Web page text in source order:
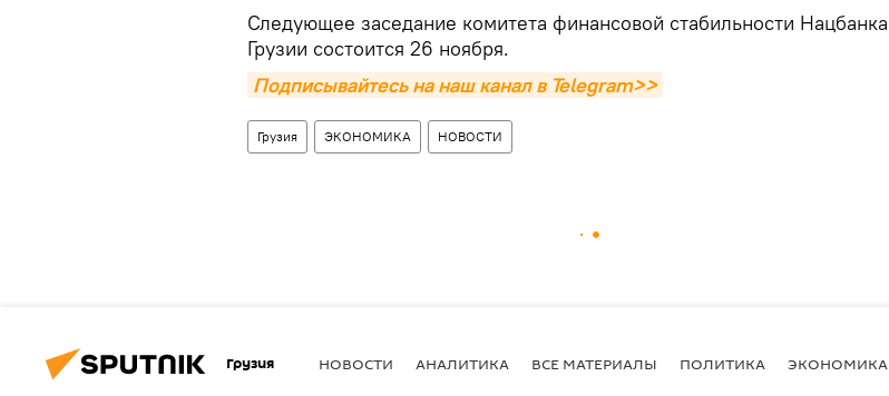
Следующее заседание комитета финансовой стабильности Нацбанка
Грузии состоится 26 ноября.
Подписывайтесь на наш канал в Telegram>>
Грузия ЭКОНОМИКА НОВОСТИ
Грузия НОВОСТИ АНАЛИТИКА ВСЕ МАТЕРИАЛЫ ПОЛИТИКА ЭКОНОМИКА